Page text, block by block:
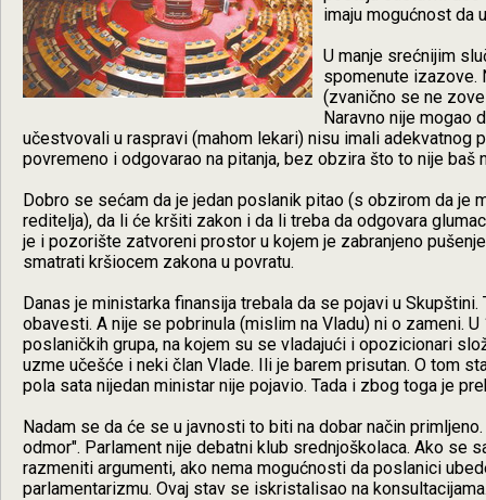
imaju mogućnost da
U manje srećnijim
spomenute izazove.
(zvanično se ne
Naravno nije mogao
učestvovali u raspravi (mahom lekari) nisu imali adekvatnog
povremeno i odgovarao na pitanja, bez obzira što to nije baš
Dobro se sećam da je jedan poslanik pitao (s obzirom da je
reditelja), da li će kršiti zakon i da li treba da odgovara
je i pozorište zatvoreni prostor u kojem je zabranjeno
smatrati kršiocem zakona u povratu.
Danas je ministarka finansija trebala da se pojavi u
obavesti. A nije se pobrinula (mislim na Vladu) ni o zameni.
poslaničkih grupa, na kojem su se vladajući i opozicionari
uzme učešće i neki član Vlade. Ili je barem prisutan. O tom
pola sata nijedan ministar nije pojavio. Tada i zbog toga je
Nadam se da će se u javnosti to biti na dobar način
odmor". Parlament nije debatni klub srednjoškolaca. Ako se
razmeniti argumenti, ako nema mogućnosti da poslanici
parlamentarizmu. Ovaj stav se iskristalisao na